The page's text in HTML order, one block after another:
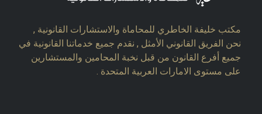
مكتب خليفة الخاطري للمحاماة والاستشارات القانونية ,
نحن الفريق القانوني الأمثل , نقدم جميع خدماتنا القانونية في
جميع أفرع القانون من قبل نخبة المحامين والمستشارين
على مستوى الامارات العربية المتحدة .